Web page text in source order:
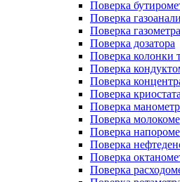
Поверка
Поверка
Поверка газометра
Поверка дозатора
Поверка колонки
Поверка
Поверка
Поверка криостата
Поверка
Поверка
Поверка
Поверка
Поверка
Поверка